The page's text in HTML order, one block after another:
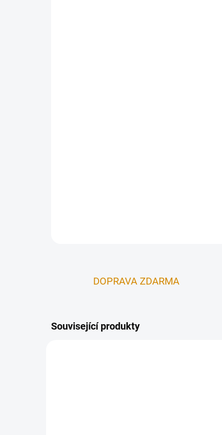
DOPRAVA ZDARMA
Související produkty